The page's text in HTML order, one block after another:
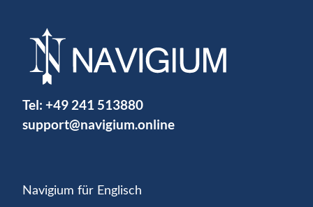
Tel: +49 241 513880
support@navigium.online
Navigium für Englisch